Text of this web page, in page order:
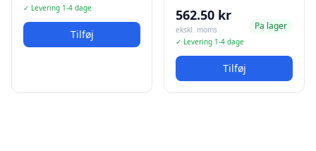
✓ Levering 1-4 dage
Tilføj
562.50 kr
ekskl. moms
✓ Levering 1-4 dage
Pa lager
Tilføj